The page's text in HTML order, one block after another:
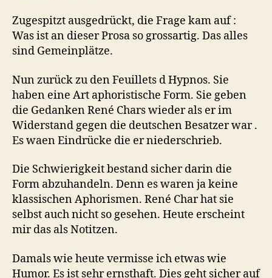
Zugespitzt ausgedrückt, die Frage kam auf :
Was ist an dieser Prosa so grossartig. Das alles
sind Gemeinplätze.
Nun zurück zu den Feuillets d Hypnos. Sie
haben eine Art aphoristische Form. Sie geben
die Gedanken René Chars wieder als er im
Widerstand gegen die deutschen Besatzer war .
Es waen Eindrücke die er niederschrieb.
Die Schwierigkeit bestand sicher darin die
Form abzuhandeln. Denn es waren ja keine
klassischen Aphorismen. René Char hat sie
selbst auch nicht so gesehen. Heute erscheint
mir das als Notitzen.
Damals wie heute vermisse ich etwas wie
Humor. Es ist sehr ernsthaft. Dies geht sicher auf